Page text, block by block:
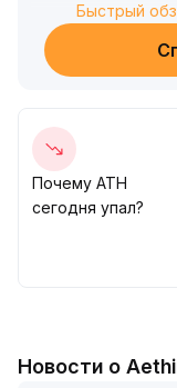
В случае
0
00450 и 0
0050
Если уровень 0
00390 будет
следует
Быстрый
Почему ATH
сегодня упал?
Новости о